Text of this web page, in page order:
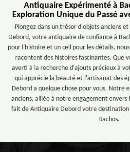
Antiquaire Expérimenté à
Exploration Unique du Passé
Plongez dans un trésor d'objets anciens
Debord, votre antiquaire de confiance à
pour l'histoire et un œil pour les détails, nous
racontent des histoires fascinantes. Que
averti à la recherche d'ajouts précieux à
qui apprécie la beauté et l'artisanat des
Debord a quelque chose pour vous. Notre
anciens, alliée à notre engagement envers
fait de Antiquaire Debord votre
Bachos.